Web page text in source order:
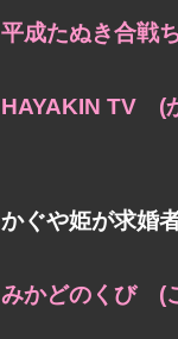
平成たぬき合戦
HAYAKIN TV (
かぐや姫が求婚
みかどのくび (